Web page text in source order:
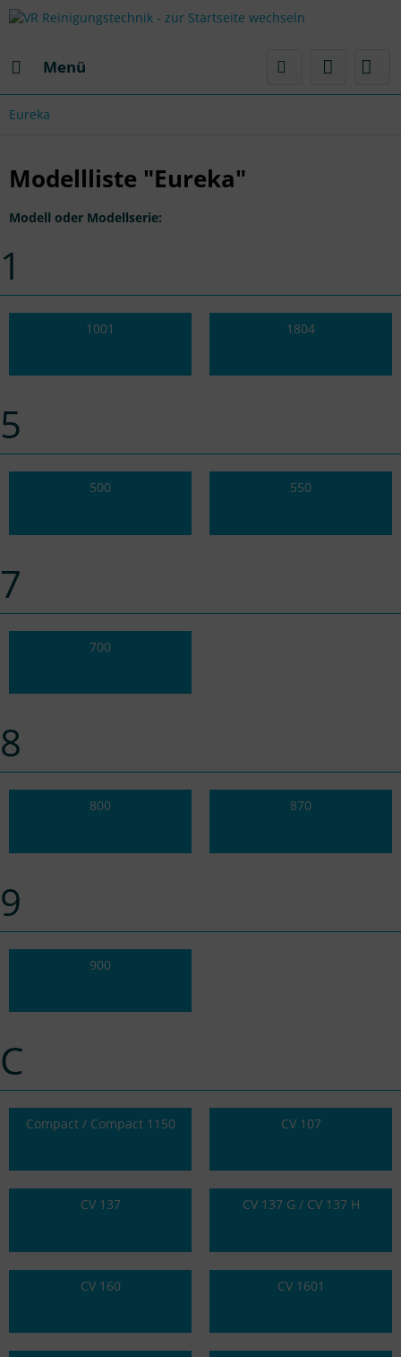
Menü
Eureka
Modellliste "Eureka"
Modell oder Modellserie:
1
1001 1804
5
500 550
7
700
8
800 870
9
900
C
Compact / Compact 1150 CV 107
CV 137 CV 137 G / CV 137 H
CV 160 CV 1601